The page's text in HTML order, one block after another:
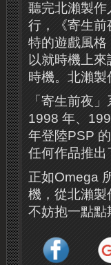
聽完北瀨製
行，《寄生
特的遊戲風
以就時機上
時機。北瀨
「寄生前夜
1998 年、
年登陸PSP
任何作品推出
正如Omega
機，從北瀨
不妨抱一點點